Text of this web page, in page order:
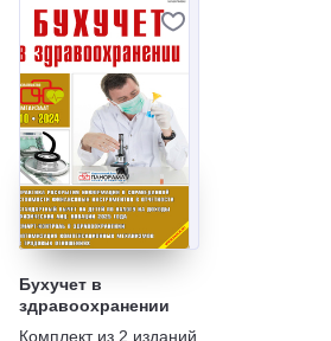
Бухучет в
здравоохранении
Комплект из 2 изданий